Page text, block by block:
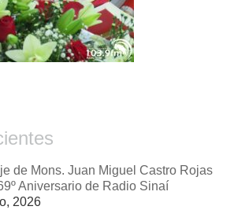
de Mons. Juan Miguel Castro Rojas
Aniversario de Radio Sinaí
2026